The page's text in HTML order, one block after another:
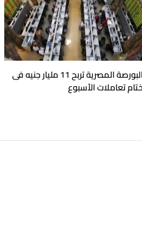
البورصة المصرية تربح 11 مليار جنيه فى
ختام تعاملات الأسبوع